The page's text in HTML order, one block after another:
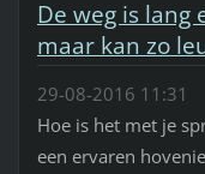
De weg is
maar kan zo
29-08-2016 11:31
Hoe is het met je
een ervaren